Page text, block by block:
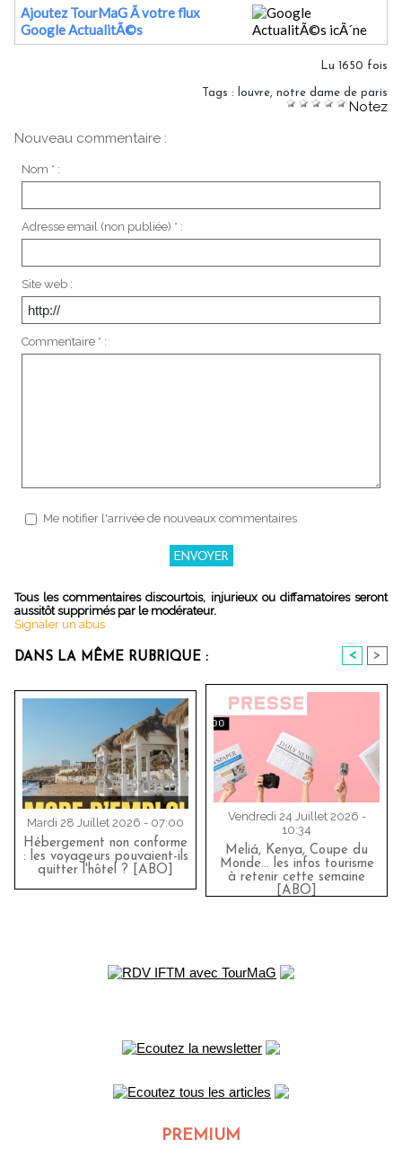
Ajoutez TourMaG Ã votre flux
Google ActualitÃ©s
Lu 1650 fois
Tags : louvre notre dame de paris
Notez
Nouveau commentaire :
Nom * :
Adresse email (non publiée) * :
Site web :
Commentaire * :
Me notifier l'arrivée de nouveaux commentaires
Tous les commentaires discourtois, injurieux ou diffamatoires seront
aussitôt supprimés par le modérateur.
Signaler un abus
DANS LA MÊME RUBRIQUE : < >
Mardi 28 Juillet 2026 - 07:00
Hébergement non conforme
: les voyageurs pouvaient-ils
quitter l'hôtel ? [ABO]
Vendredi 24 Juillet 2026 -
10:34
Meliá, Kenya, Coupe du
Monde… les infos tourisme
à retenir cette semaine
[ABO]
PREMIUM